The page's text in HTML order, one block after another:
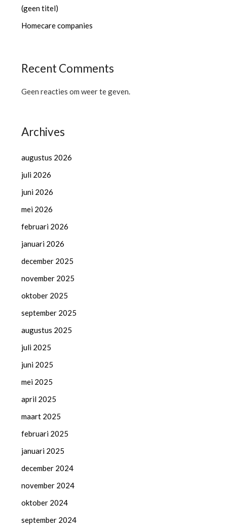
(geen titel)
Homecare companies
Recent Comments
Geen reacties om weer te geven.
Archives
augustus 2026
juli 2026
juni 2026
mei 2026
februari 2026
januari 2026
december 2025
november 2025
oktober 2025
september 2025
augustus 2025
juli 2025
juni 2025
mei 2025
april 2025
maart 2025
februari 2025
januari 2025
december 2024
november 2024
oktober 2024
september 2024